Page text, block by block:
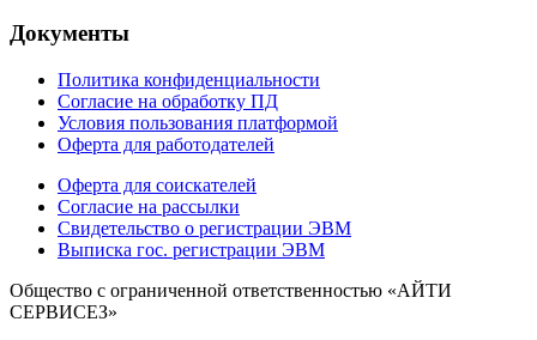
Документы
Политика конфиденциальности
Согласие на обработку ПД
Условия пользования платформой
Оферта для работодателей
Оферта для соискателей
Согласие на рассылки
Свидетельство о регистрации ЭВМ
Выписка гос. регистрации ЭВМ
Общество с ограниченной ответственностью «АЙТИ
СЕРВИСЕЗ»